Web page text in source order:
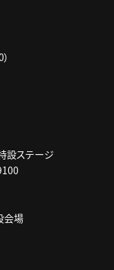
設ステージ
会場